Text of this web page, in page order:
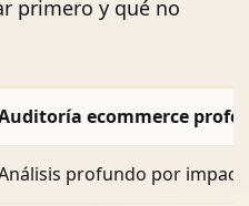
primero y qué no
ecommerce
profundo por